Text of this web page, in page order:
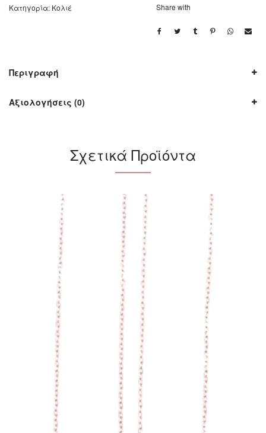
Κατηγορία: Κολιέ Share with
Περιγραφή
Αξιολογήσεις (0)
Σχετικά Προϊόντα